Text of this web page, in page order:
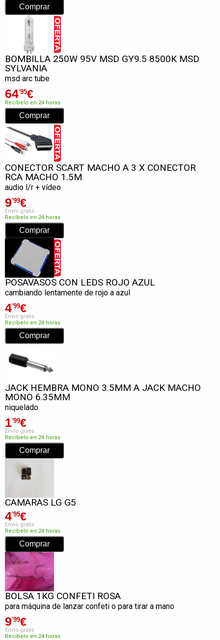
BOMBILLA 250W 95V MSD GY9.5 8500K MSD
SYLVANIA
msd arc tube
64'95€
Recíbelo en 24 horas
CONECTOR SCART MACHO A 3 X CONECTOR
RCA MACHO 1.5M
audio l/r + vídeo
9'99€
Envío gratis
Recíbelo en 24 horas
POSAVASOS CON LEDS ROJO AZUL
cambiando lentamente de rojo a azul
4'99€
Envío gratis
Recíbelo en 24 horas
JACK HEMBRA MONO 3.5MM A JACK MACHO
MONO 6.35MM
niquelado
1'99€
Envío gratis
Recíbelo en 24 horas
CAMARAS LG G5
4'95€
Envío gratis
Recíbelo en 24 horas
BOLSA 1KG CONFETI ROSA
para máquina de lanzar confeti o para tirar a mano
9'99€
Envío gratis
Recíbelo en 24 horas